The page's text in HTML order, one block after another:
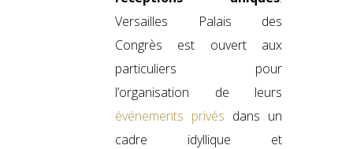
Versailles Palais des
Congrès est ouvert aux
particuliers pour
l’organisation de leurs
événements privés dans un
cadre idyllique et